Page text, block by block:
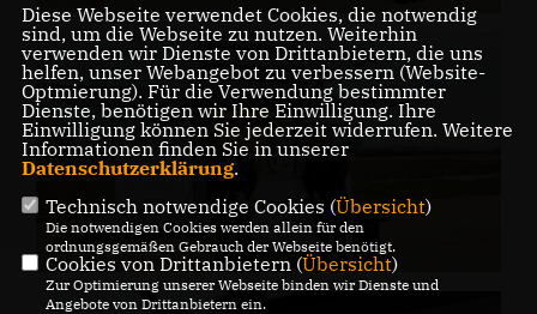
Diese Webseite verwendet Cookies, die notwendig
sind, um die Webseite zu nutzen. Weiterhin
verwenden wir Dienste von Drittanbietern, die uns
helfen, unser Webangebot zu verbessern (Website-
Optmierung). Für die Verwendung bestimmter
Dienste, benötigen wir Ihre Einwilligung. Ihre
Einwilligung können Sie jederzeit widerrufen. Weitere
Informationen finden Sie in unserer
Datenschutzerklärung.
Technisch notwendige Cookies (Übersicht)
Die notwendigen Cookies werden allein für den
ordnungsgemäßen Gebrauch der Webseite benötigt.
Cookies von Drittanbietern (Übersicht)
Zur Optimierung unserer Webseite binden wir Dienste und
Angebote von Drittanbietern ein.